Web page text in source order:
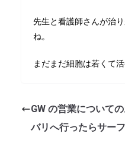
先生と看護師さんが治
ね。
まだまだ細胞は若くて
GW の営業についての
バリへ行ったらサー